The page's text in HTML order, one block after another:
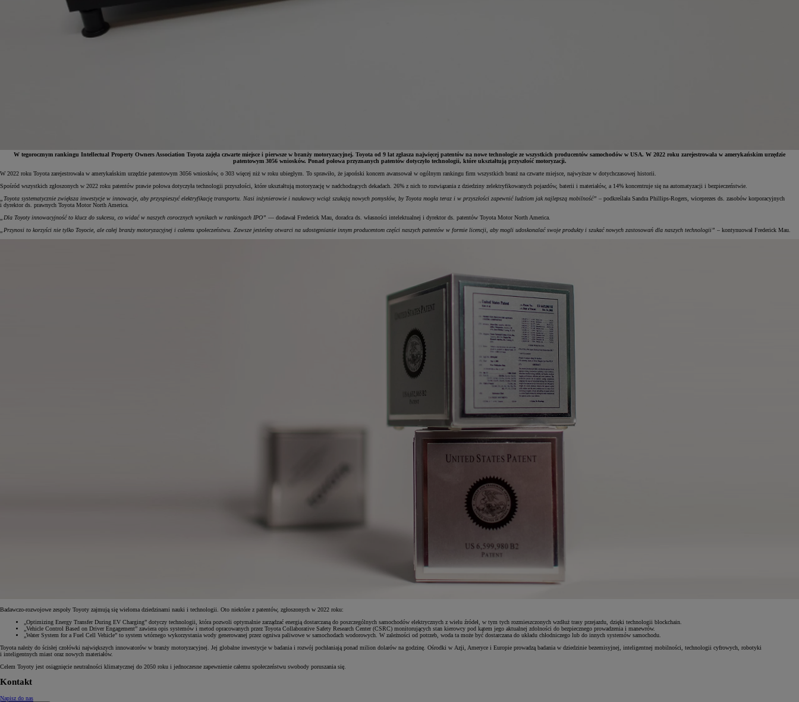
PROACE Max
RÓWNIEŻ ELECTRIC
W tegorocznym rankingu Intellectual Property Owners Association Toyota zajęła czwarte miejsce i pierwsze w branży motoryzacyjnej. Toyota od 9 lat zgłasza najwięcej patentów na nowe technologie ze wszystkich producentów samochodów w USA. W 2022 roku zarejestrowała w amerykańskim urzędzie
patentowym 3056 wniosków. Ponad połowa przyznanych patentów dotyczyło technologii, które ukształtują przyszłość motoryzacji.
W 2022 roku Toyota zarejestrowała w amerykańskim urzędzie patentowym 3056 wniosków, o 303 więcej niż w roku ubiegłym. To sprawiło, że japoński koncern awansował w ogólnym rankingu firm wszystkich branż na czwarte miejsce, najwyższe w dotychczasowej historii.
Spośród wszystkich zgłoszonych w 2022 roku patentów prawie połowa dotyczyła technologii przyszłości, które ukształtują motoryzację w nadchodzących dekadach. 26% z nich to rozwiązania z dziedziny zelektryfikowanych pojazdów, baterii i materiałów, a 14% koncentruje się na automatyzacji i bezpieczeństwie.
„Toyota systematycznie zwiększa inwestycje w innowacje, aby przyspieszyć elektryfikację transportu. Nasi inżynierowie i naukowcy wciąż szukają nowych pomysłów, by Toyota mogła teraz i w przyszłości zapewnić ludziom jak najlepszą mobilność” – podkreślała Sandra Phillips-Rogers, wiceprezes ds. zasobów korporacyjnych
i dyrektor ds. prawnych Toyota Motor North America.
„Dla Toyoty innowacyjność to klucz do sukcesu, co widać w naszych corocznych wynikach w rankingach IPO” — dodawał Frederick Mau, doradca ds. własności intelektualnej i dyrektor ds. patentów Toyota Motor North America.
„Przynosi to korzyści nie tylko Toyocie, ale całej branży motoryzacyjnej i całemu społeczeństwu. Zawsze jesteśmy otwarci na udostępnianie innym producentom części naszych patentów w formie licencji, aby mogli udoskonalać swoje produkty i szukać nowych zastosowań dla naszych technologii” – kontynuował Frederick Mau.
Badawczo-rozwojowe zespoły Toyoty zajmują się wieloma dziedzinami nauki i technologii. Oto niektóre z patentów, zgłoszonych w 2022 roku:
„Optimizing Energy Transfer During EV Charging” dotyczy technologii, która pozwoli optymalnie zarządzać energią dostarczaną do poszczególnych samochodów elektrycznych z wielu źródeł, w tym tych rozmieszczonych wzdłuż trasy przejazdu, dzięki technologii blockchain.
„Vehicle Control Based on Driver Engagement” zawiera opis systemów i metod opracowanych przez Toyota Collaborative Safety Research Center (CSRC) monitorujących stan kierowcy pod kątem jego aktualnej zdolności do bezpiecznego prowadzenia i manewrów.
„Water System for a Fuel Cell Vehicle” to system wtórnego wykorzystania wody generowanej przez ogniwa paliwowe w samochodach wodorowych. W zależności od potrzeb, woda ta może być dostarczana do układu chłodniczego lub do innych systemów samochodu.
Toyota należy do ścisłej czołówki największych innowatorów w branży motoryzacyjnej. Jej globalne inwestycje w badania i rozwój pochłaniają ponad milion dolarów na godzinę. Ośrodki w Azji, Ameryce i Europie prowadzą badania w dziedzinie bezemisyjnej, inteligentnej mobilności, technologii cyfrowych, robotyki
i inteligentnych miast oraz nowych materiałów.
Celem Toyoty jest osiągnięcie neutralności klimatycznej do 2050 roku i jednoczesne zapewnienie całemu społeczeństwu swobody poruszania się.
Kontakt
Napisz do nas